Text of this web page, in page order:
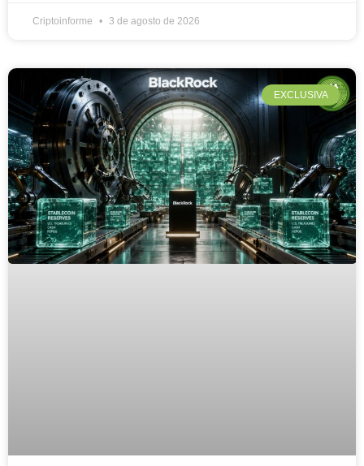
Criptoinforme 3 de agosto de 2026
EXCLUSIVA